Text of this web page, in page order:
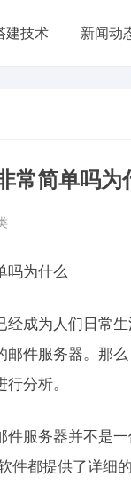
建技术 新闻动
常简单吗为
吗为什么
成为人们日常
邮件服务器。那
分析。
服务器并不是
件都提供了详细